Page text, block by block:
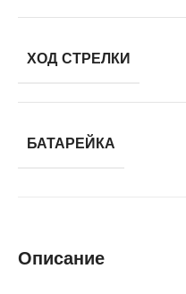
ХОД СТРЕЛКИ
БАТАРЕЙКА
Описание